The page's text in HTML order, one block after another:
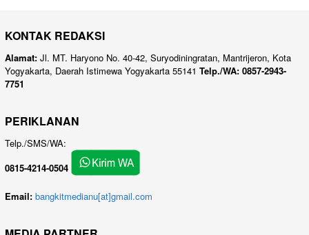
KONTAK REDAKSI
Alamat: Jl. MT. Haryono No. 40-42, Suryodiningratan, Mantrijeron, Kota
Yogyakarta, Daerah Istimewa Yogyakarta 55141 Telp./WA: 0857-2943-
7751
PERIKLANAN
Telp./SMS/WA:
0815-4214-0504
Email: bangkitmedianu[at]gmail.com